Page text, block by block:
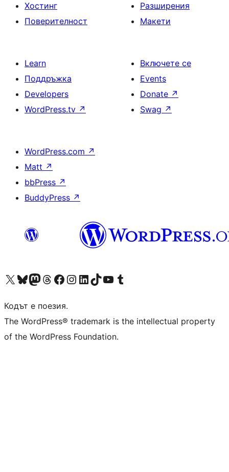
Хостинг
Поверителност
Разширения
Макети
Learn
Поддръжка
Developers
WordPress.tv ↗
Включете се
Events
Donate ↗
Swag ↗
WordPress.com ↗
Matt ↗
bbPress ↗
BuddyPress ↗
Visit our X (formerly Twitter) account
Visit our Bluesky account
Visit our Mastodon account
Visit our Threads account
Посетете нашата страница във Facebook
Посетете нашия профил в Instagram
Посетете нашия профил в LinkedIn
Visit our TikTok account
Visit our YouTube channel
Visit our Tumblr account
Кодът е поезия.
The WordPress® trademark is the intellectual property
of the WordPress Foundation.